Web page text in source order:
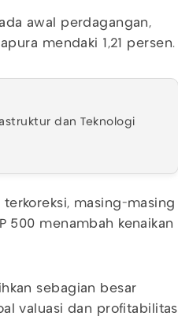
awal perdagangan,
mendaki 1,21 persen.
dan Teknologi
terkoreksi, masing-masing
500 menambah kenaikan
sebagian besar
valuasi dan profitabilitas